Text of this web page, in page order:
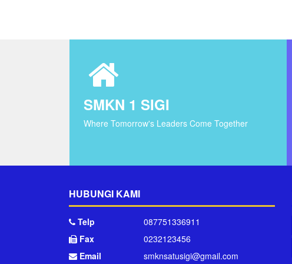
SMKN 1 SIGI
Where Tomorrow's Leaders Come Together
HUBUNGI KAMI
Telp
087751336911
Fax
0232123456
Email
smknsatusigi@gmail.com